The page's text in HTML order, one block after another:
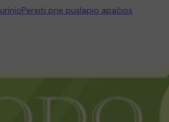
Pereiti prie puslapio apačios